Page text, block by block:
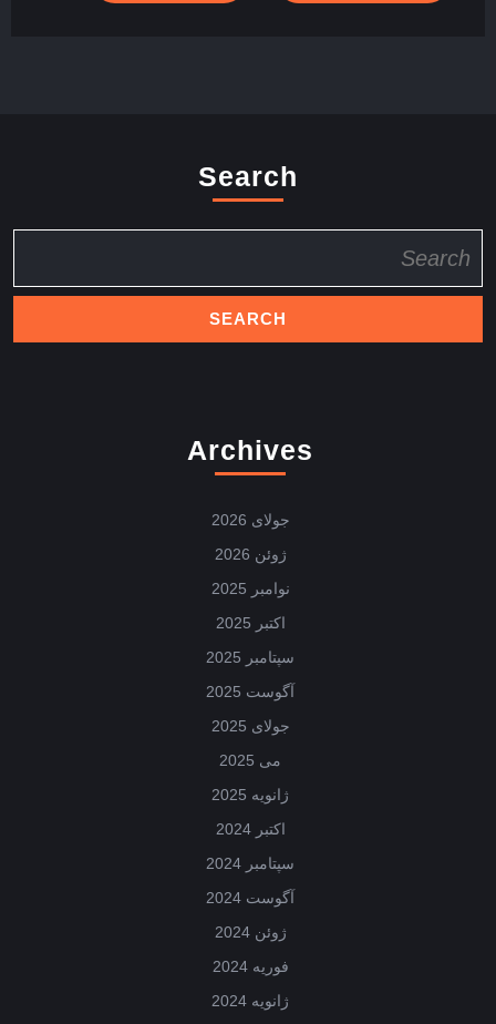
Search
for:
Archives
جولای 2026
ژوئن 2026
نوامبر 2025
اکتبر 2025
سپتامبر 2025
آگوست 2025
جولای 2025
می 2025
ژانویه 2025
اکتبر 2024
سپتامبر 2024
آگوست 2024
ژوئن 2024
فوریه 2024
ژانویه 2024